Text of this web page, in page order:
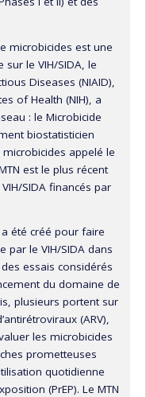
microbicides est une
le VIH/SIDA, le
Diseases (NIAID),
of Health (NIH), a
: le Microbicide
biostatisticien
microbicides appelé le
est le plus récent
SIDA financés par
été créé pour faire
par le VIH/SIDA dans
essais considérés
du domaine de
plusieurs portent sur
(ARV),
les microbicides
prometteuses
quotidienne
(PrEP). Le MTN